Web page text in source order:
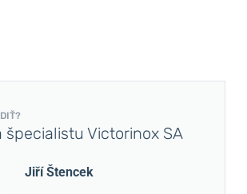
špecialistu Victorinox SA
Jiří Štencek